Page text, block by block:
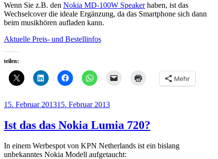
Wenn Sie z.B. den Nokia MD-100W Speakerhaben, ist das
Wechselcover die ideale Ergänzung, da das Smartphone sich dann
beim musikhören aufladen kann.
Aktuelle Preis- und Bestellinfos
teilen:
Mehr
Veröffentlicht
15. Februar 201315. Februar 2013
Ist das das Nokia Lumia 720?
In einem Werbespot von KPN Netherlands ist ein bislang
unbekanntes Nokia Modell aufgetaucht: